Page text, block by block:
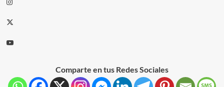
Comparte en tus Redes Sociales